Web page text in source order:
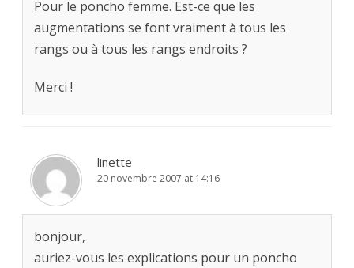
Pour le poncho femme. Est-ce que les
augmentations se font vraiment à tous les
rangs ou à tous les rangs endroits ?
Merci !
linette
20 novembre 2007 at 14:16
bonjour,
auriez-vous les explications pour un poncho